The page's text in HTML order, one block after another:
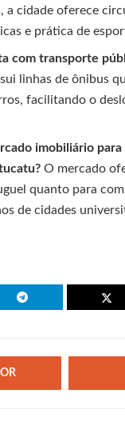
a cidade oferece
e prática de
com transporte
linhas de ônibus
facilitando o
imobiliário para
O mercado
quanto para
de cidades